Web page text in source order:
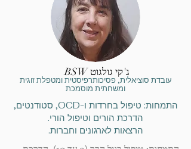
BSW ג'קי גולגוט
עובדת סוציאלית, פסיכותרפיסטית ומטפלת זוגית
ומשחתית מוסמכת
התמחות: טיפול בחרדות ו-OCD, סטודנטים,
הדרכת הורים וטיפול הורי.
הרצאות לארגונים וחברות.